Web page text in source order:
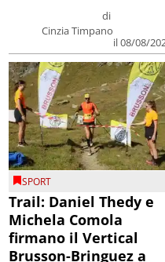
di
Cinzia Timpano
il 08/08/
SPORT
Trail: Daniel Thedy e
Michela Comola
firmano il Vertical
Brusson-Bringuez a